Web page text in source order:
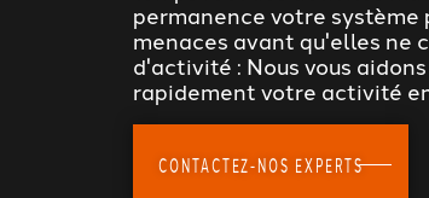
permanence votre
menaces avant qu'elles ne
d'activité : Nous vous
rapidement votre activité
CONTACTEZ-NOS EXPERTS